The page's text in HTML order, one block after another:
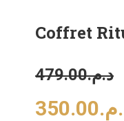
Coffret
د.م.479.00
350.00